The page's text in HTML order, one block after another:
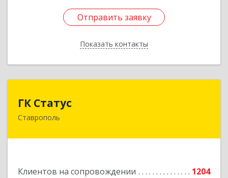
Отправить заявку
Показать контакты
Отправить заявку
Назад
ГК Статус
Ставрополь
Клиентов на сопровождении
1204
355002, Ставропольский край, Ставрополь г,